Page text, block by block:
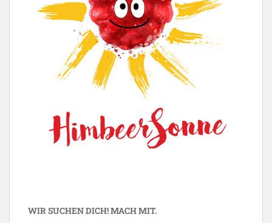
WIR SUCHEN DICH! MACH MIT.